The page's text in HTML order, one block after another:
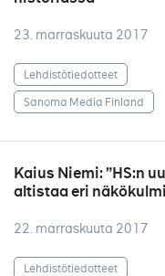
23. marraskuuta 2017
Lehdistötiedotteet
Sanoma Media Finland
Kaius Niemi: ”HS:n
altistaa eri
22. marraskuuta 2017
Lehdistötiedotteet